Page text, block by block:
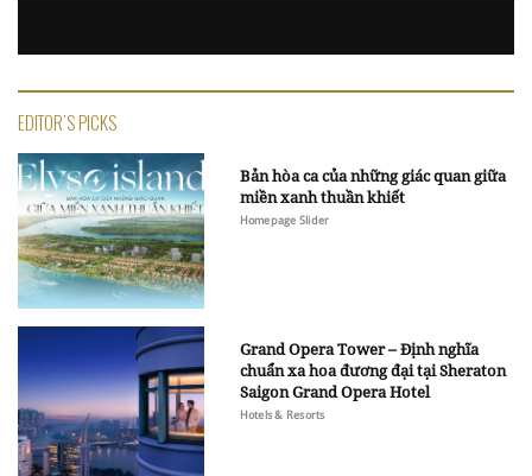
EDITOR'S PICKS
Bản hòa ca của những giác quan giữa
miền xanh thuần khiết
Homepage Slider
Grand Opera Tower – Định nghĩa
chuẩn xa hoa đương đại tại Sheraton
Saigon Grand Opera Hotel
Hotels & Resorts